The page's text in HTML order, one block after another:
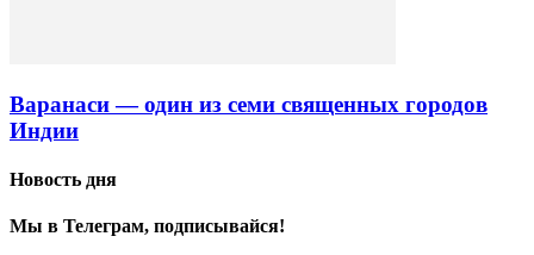
Варанаси — один из семи священных городов
Индии
Новость дня
Мы в Телеграм, подписывайся!